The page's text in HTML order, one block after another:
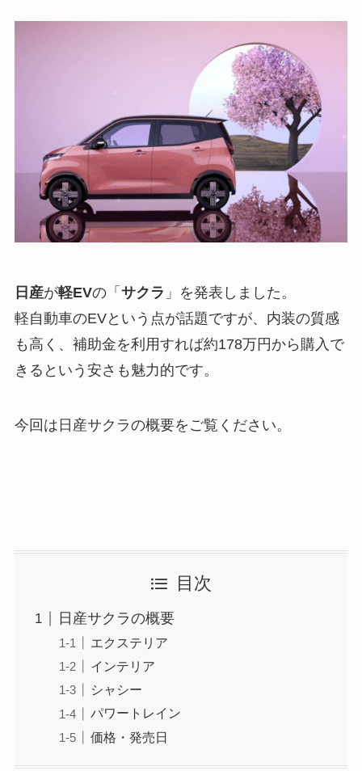
日産が軽EVの「 サクラ 」を発表しました。
軽自動車のEVという点が話題ですが、内装の質感
も高く、補助金を利用すれば約178万円から購入で
きるという安さも魅力的です。
今回は日産サクラの概要をご覧ください。
目次
日産サクラの概要
エクステリア
インテリア
シャシー
パワートレイン
価格・発売日